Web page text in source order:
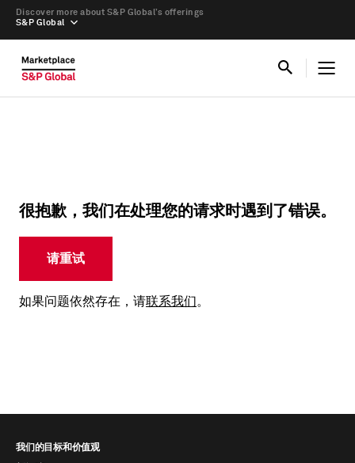
S&P Global
Discover more about S&P Global’s offerings
很抱歉，我们在处理您的请求时遇到了错误。
请重试
如果问题依然存在，请联系我们。
我们的目标和价值观